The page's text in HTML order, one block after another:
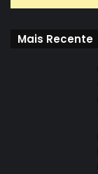
Mais Recente